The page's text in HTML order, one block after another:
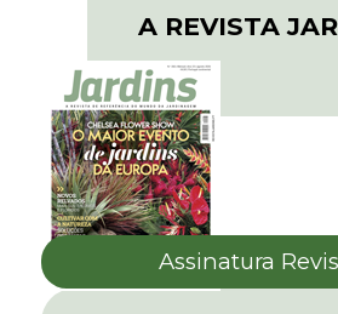
A REVISTA
Assinatura